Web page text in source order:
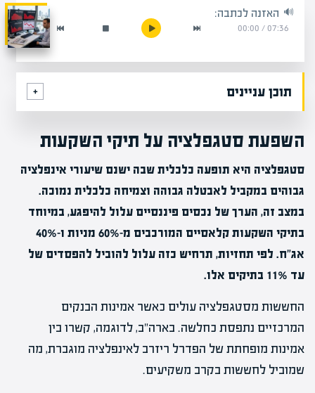
האזנה לכתבה:
07:36
/
00:00
תוכן עניינים
השפעת סטגפלציה על תיקי השקעות
סטגפלציה היא תופעה כלכלית שבה ישנם שיעורי אינפלציה
גבוהים במקביל לאבטלה גבוהה וצמיחה כלכלית נמוכה.
במצב זה, הערך של נכסים פיננסיים עלול להיפגע, במיוחד
בתיקי השקעות קלאסיים המורכבים מ-60% מניות ו-40%
אג"ח. לפי תחזיות, תרחיש כזה עלול להוביל להפסדים של
עד 11% בתיקים אלו.
החששות מסטגפלציה עולים כאשר אמינות הבנקים
המרכזיים נתפסת כחלשה. בארה"ב, לדוגמה, קשרו בין
אמינות מופחתת של הפדרל ריזרב לאינפלציה מוגברת, מה
שמוביל לחששות בקרב משקיעים.